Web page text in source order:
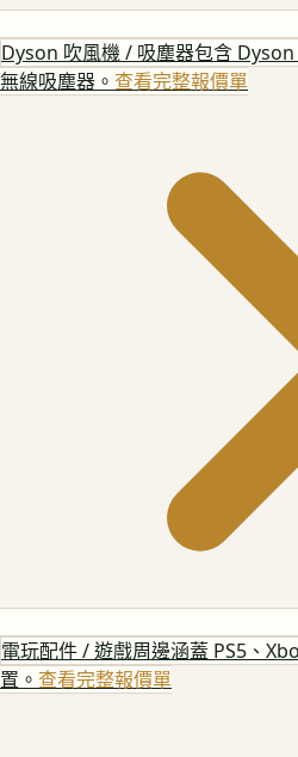
Dyson 吹風機 / 吸塵器包含
無線吸塵器。 查看完整報價單
電玩配件 / 遊戲周邊涵蓋 PS5、
置。 查看完整報價單